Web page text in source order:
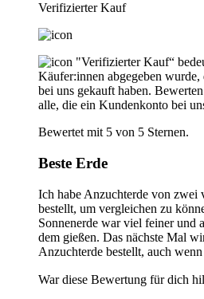
Verifizierter Kauf
"Verifizierter Kauf“
Käufer:innen abgegeben wurde,
bei uns gekauft haben.
alle, die ein Kundenkonto bei
Bewertet mit 5 von 5 Sternen.
Beste Erde
Ich habe Anzuchterde von zwei
bestellt, um vergleichen zu
Sonnenerde war viel feiner und
dem gießen. Das nächste Mal
Anzuchterde bestellt, auch
War diese Bewertung für dich